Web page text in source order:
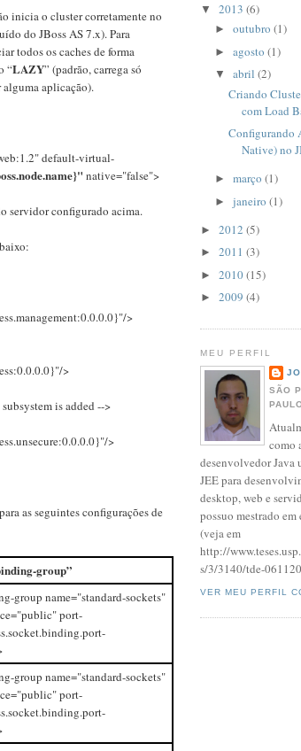
inicia o cluster corretamente no
do JBoss AS 7.x). Para
todos os caches de forma
“LAZY” (padrão, carrega só
alguma aplicação).
default-virtual-
native="false">
servidor configurado acima.
>
>
is added -->
>
as seguintes configurações de
group”
group name="standard-sockets"
port-
group name="standard-sockets"
port-
▼ 2013 (6)
► outubro (1)
► agosto (1)
▼ abril (2)
Criando
com Load
Configurando
Native) no
► março (1)
► janeiro (1)
► 2012 (5)
► 2011 (3)
► 2010(15)
► 2009 (4)
MEU PERFIL
SÃO
como
desenvolvedor Java
JEE para
desktop, web e
possuo mestrado
(veja em
http://
s/3/3140/tde-
VER MEU PERFIL